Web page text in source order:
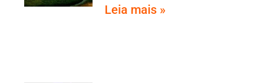
Leia mais »